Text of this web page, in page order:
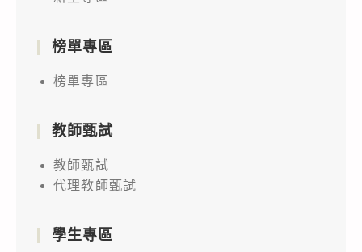
榜單專區
榜單專區
教師甄試
教師甄試
代理教師甄試
學生專區